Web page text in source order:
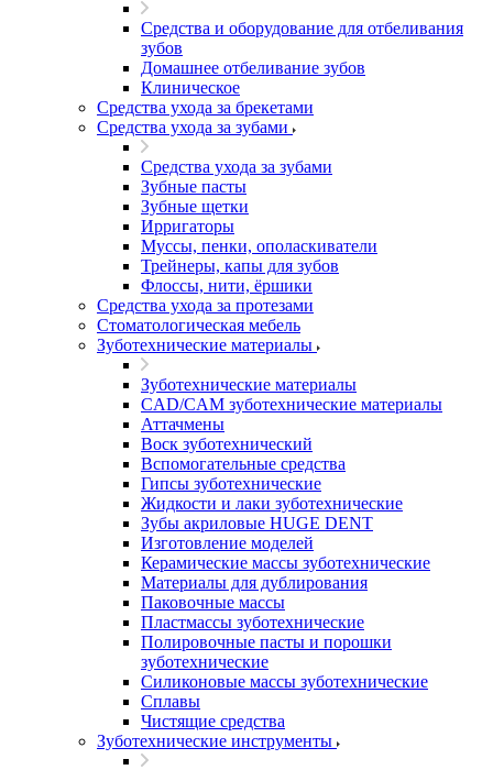
Средства и оборудование для отбеливания
зубов
Домашнее отбеливание зубов
Клиническое
Средства ухода за брекетами
Средства ухода за зубами
Средства ухода за зубами
Зубные пасты
Зубные щетки
Ирригаторы
Муссы, пенки, ополаскиватели
Трейнеры, капы для зубов
Флоссы, нити, ёршики
Средства ухода за протезами
Стоматологическая мебель
Зуботехнические материалы
Зуботехнические материалы
CAD/CAM зуботехнические материалы
Аттачмены
Воск зуботехнический
Вспомогательные средства
Гипсы зуботехнические
Жидкости и лаки зуботехнические
Зубы акриловые HUGE DENT
Изготовление моделей
Керамические массы зуботехнические
Материалы для дублирования
Паковочные массы
Пластмассы зуботехнические
Полировочные пасты и порошки
зуботехнические
Силиконовые массы зуботехнические
Сплавы
Чистящие средства
Зуботехнические инструменты